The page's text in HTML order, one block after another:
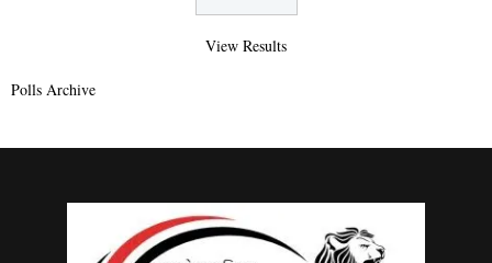
View Results
Polls Archive